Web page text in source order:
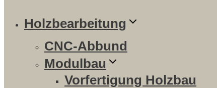
Holzbearbeitung
CNC-Abbund
Modulbau
Vorfertigung Holzbau